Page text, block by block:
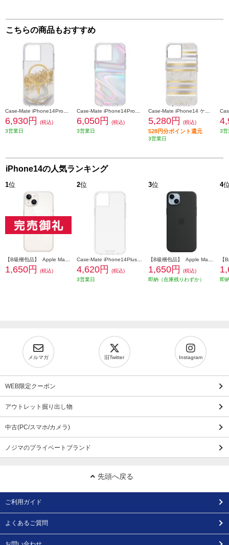
こちらの商品もおすすめ
6,930円
(税込)
3営業日
6,050円
(税込)
3営業日
5,280円 (税込)
528円分ポイント還元
3営業日
3営
iPhone14の人気ランキング
1位
1,650円 (税込)
2位
4,620円
(税込)
3営業日
3位
1,650円
(税込)
即納（在庫残りわずか）
4
即
メルマガ 旧Twitter Instagram
WEB限定クーポン
アウトレット掘り出し物
中古(PC/スマホ/カメラ)
ノジマのプライベートブランド
先頭へ戻る
ご利用ガイド
よくあるご質問